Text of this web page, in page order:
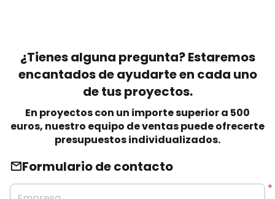
¿Tienes alguna pregunta? Estaremos
encantados de ayudarte en cada uno
de tus proyectos.
En proyectos con un importe superior a 500
euros, nuestro equipo de ventas puede ofrecerte
presupuestos individualizados.
Formulario de contacto